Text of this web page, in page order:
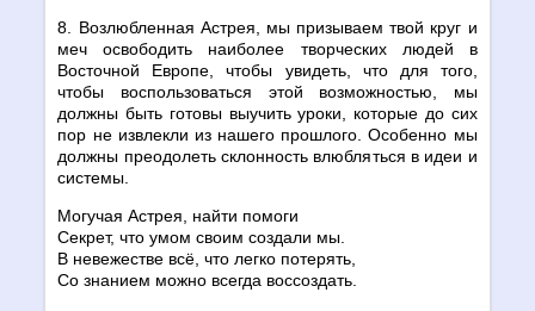
8. Возлюбленная Астрея, мы призываем твой круг и
меч освободить наиболее творческих людей в
Восточной Европе, чтобы увидеть, что для того,
чтобы воспользоваться этой возможностью, мы
должны быть готовы выучить уроки, которые до сих
пор не извлекли из нашего прошлого. Особенно мы
должны преодолеть склонность влюбляться в идеи и
системы.
Могучая Астрея, найти помоги
Секрет, что умом своим создали мы.
В невежестве всё, что легко потерять,
Со знанием можно всегда воссоздать.